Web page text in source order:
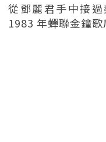
從鄧麗君手中接
1983 年蟬聯金鐘歌